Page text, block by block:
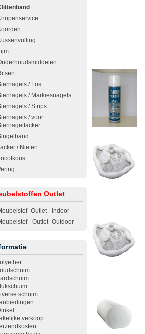
/ Los
/ Markiesnagels
/ Strips
/ voor
/ Nieten
Outlet
-Outlet - Indoor
- Outlet -Outdoor
schuim
verkoop